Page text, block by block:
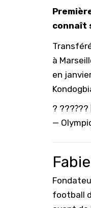
connaît
à
en
? ????́??
—
football